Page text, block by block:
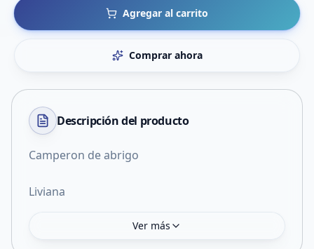
Agregar al carrito
Comprar ahora
Descripción del producto
Camperon de abrigo
Liviana
Ver más